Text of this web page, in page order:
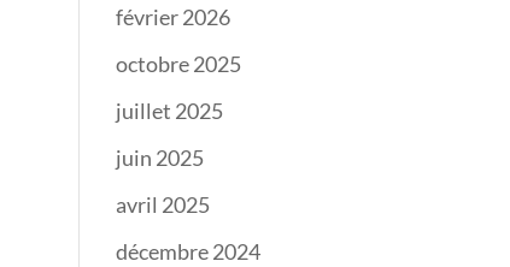
février 2026
octobre 2025
juillet 2025
juin 2025
avril 2025
décembre 2024